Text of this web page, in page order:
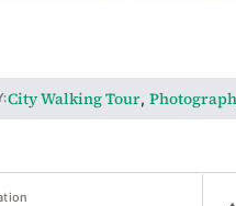
City Walking Tour,